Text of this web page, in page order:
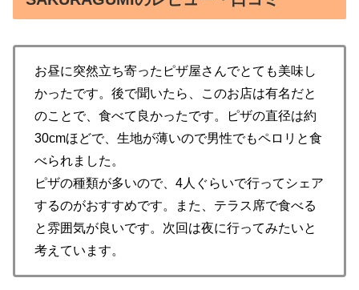
お昼に突然立ち寄ったピザ屋さんでとても美味し
かったです。後で聞いたら、このお店は有名だと
のことで、食べて良かったです。ピザの直径は約
30cmほどで、生地が薄いので男性でもペロリと食
べられました。
ピザの種類が多いので、4人ぐらいで行ってシェア
するのがおすすめです。また、テラス席で食べる
と雰囲気が良いです。次回は夜に行ってみたいと
考えています。